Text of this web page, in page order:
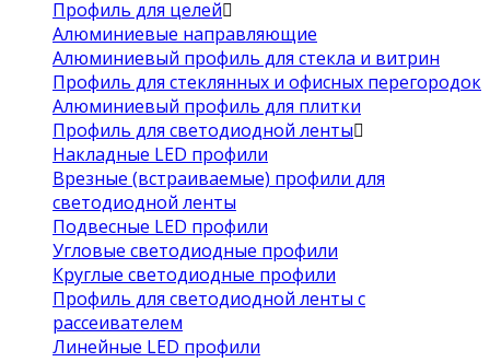
Профиль для целей
Алюминиевые направляющие
Алюминиевый профиль для стекла и витрин
Профиль для стеклянных и офисных перегородок
Алюминиевый профиль для плитки
Профиль для светодиодной ленты
Накладные LED профили
Врезные (встраиваемые) профили для
светодиодной ленты
Подвесные LED профили
Угловые светодиодные профили
Круглые светодиодные профили
Профиль для светодиодной ленты с
рассеивателем
Линейные LED профили